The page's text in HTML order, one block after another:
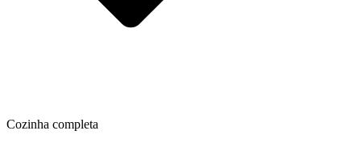
Cozinha completa